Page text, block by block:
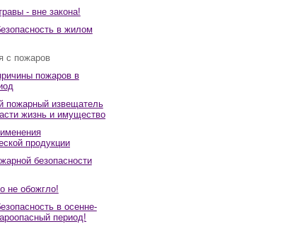
- вне закона!
в жилом
с пожаров
пожаров в
пожарный извещатель
жизнь и имущество
продукции
безопасности
не обожгло!
в осенне-
период!